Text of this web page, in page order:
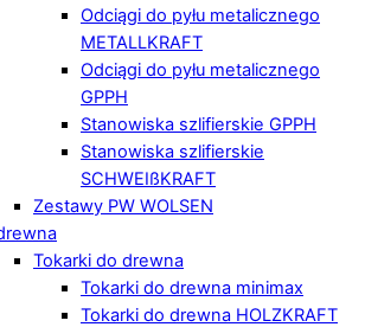
Odciągi do pyłu metalicznego
METALLKRAFT
Odciągi do pyłu metalicznego
GPPH
Stanowiska szlifierskie GPPH
Stanowiska szlifierskie
SCHWEIßKRAFT
Zestawy PW WOLSEN
Tokarki do drewna
Tokarki do drewna minimax
Tokarki do drewna HOLZKRAFT